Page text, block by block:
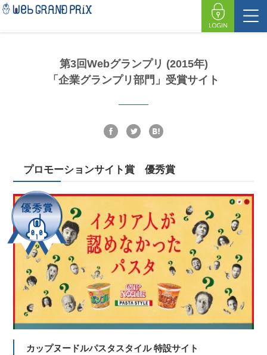
第3回Webグランプリ (2015年)
「企業グランプリ部門」受賞サイト
プロモーションサイト賞 優秀賞
カップヌードルパスタスタイル 特設サイト